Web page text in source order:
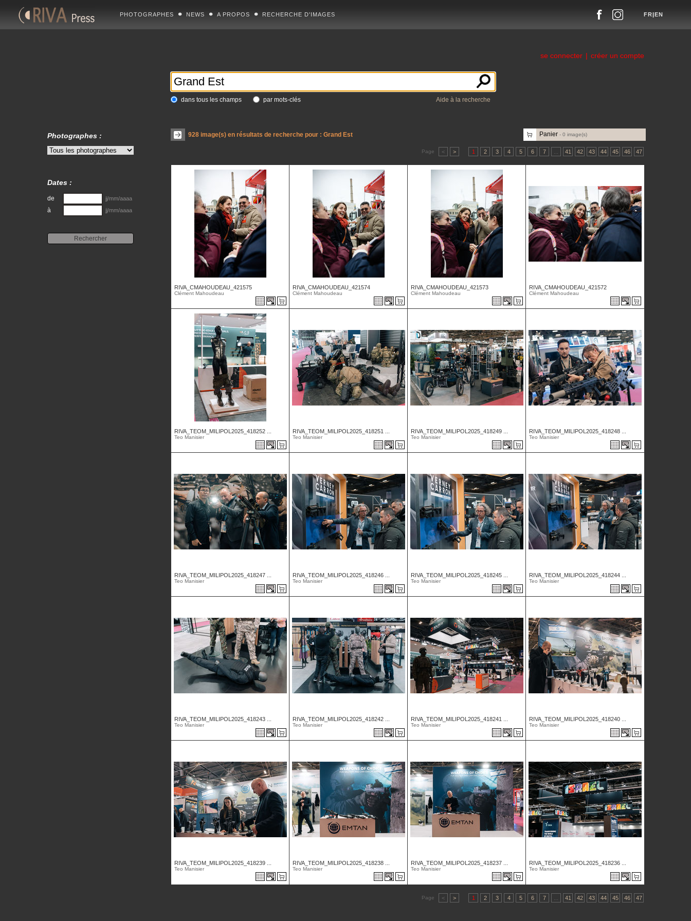
PHOTOGRAPHES NEWS A PROPOS RECHERCHE D'IMAGES FR|EN
se connecter | créer un compte
dans tous les champs par mots-clés Aide à la recherche
928 image(s) en résultats de recherche pour : Grand Est Panier - 0 image(s)
Page < > 1 2 3 4 5 6 7 41 42 43 44 45 46 47
RIVA_CMAHOUDEAU_421575
Clément Mahoudeau
RIVA_CMAHOUDEAU_421574
Clément Mahoudeau
RIVA_CMAHOUDEAU_421573
Clément Mahoudeau
RIVA_CMAHOUDEAU_421572
Clément Mahoudeau
RIVA_TEOM_MILIPOL2025_418252 ...
Teo Manisier
RIVA_TEOM_MILIPOL2025_418251 ...
Teo Manisier
RIVA_TEOM_MILIPOL2025_418249 ...
Teo Manisier
RIVA_TEOM_MILIPOL2025_418248 ...
Teo Manisier
RIVA_TEOM_MILIPOL2025_418247 ...
Teo Manisier
RIVA_TEOM_MILIPOL2025_418246 ...
Teo Manisier
RIVA_TEOM_MILIPOL2025_418245 ...
Teo Manisier
RIVA_TEOM_MILIPOL2025_418244 ...
Teo Manisier
RIVA_TEOM_MILIPOL2025_418243 ...
Teo Manisier
RIVA_TEOM_MILIPOL2025_418242 ...
Teo Manisier
RIVA_TEOM_MILIPOL2025_418241 ...
Teo Manisier
RIVA_TEOM_MILIPOL2025_418240 ...
Teo Manisier
RIVA_TEOM_MILIPOL2025_418239 ...
Teo Manisier
RIVA_TEOM_MILIPOL2025_418238 ...
Teo Manisier
RIVA_TEOM_MILIPOL2025_418237 ...
Teo Manisier
RIVA_TEOM_MILIPOL2025_418236 ...
Teo Manisier
Page < > 1 2 3 4 5 6 7 41 42 43 44 45 46 47
Photographes :
Dates :
de jj/mm/aaaa
à jj/mm/aaaa